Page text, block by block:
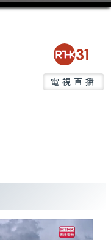
電視直播